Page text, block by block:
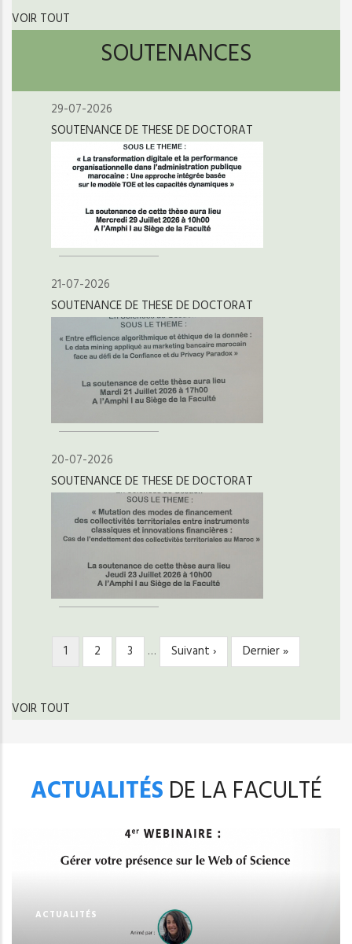
VOIR TOUT
SOUTENANCES
29-07-2026
SOUTENANCE DE THESE DE DOCTORAT
21-07-2026
SOUTENANCE DE THESE DE DOCTORAT
20-07-2026
SOUTENANCE DE THESE DE DOCTORAT
PAGINATION
Page
courante
1 Page
2 Page
3 …
Page
suivante
Suivant ›
Dernière
page
Dernier »
VOIR TOUT
ACTUALITÉS DE LA FACULTÉ
ACTUALITÉS